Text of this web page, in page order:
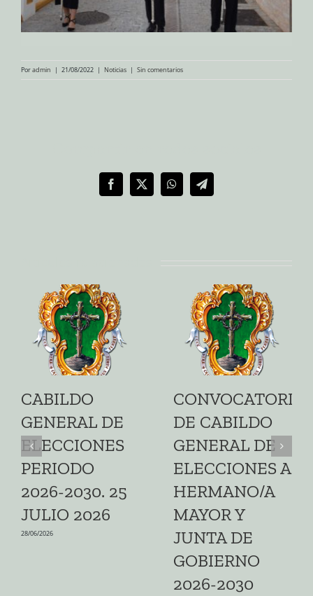
Poradmin | 21/08/2022 | Noticias | Sin comentarios
Facebook
X WhatsAppTelegram
CABILDO
GENERAL DE
ELECCIONES
PERIODO
2026-2030. 25
JULIO 2026
28/06/2026
CONVOCATORIA
DE CABILDO
GENERAL DE
ELECCIONES A
HERMANO/A
MAYOR Y
JUNTA DE
GOBIERNO
2026-2030